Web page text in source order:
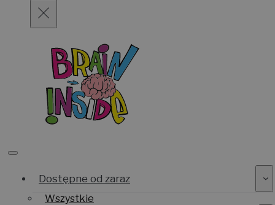
Dostępne od zaraz
Wszystkie